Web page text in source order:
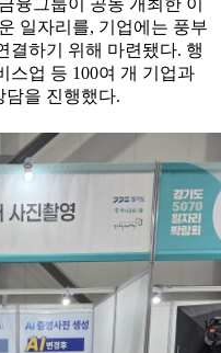
융그룹이 공동 개최한 이
일자리를, 기업에는 풍부
결하기 위해 마련됐다. 행
스업 등 100여 개 기업과
담을 진행했다.